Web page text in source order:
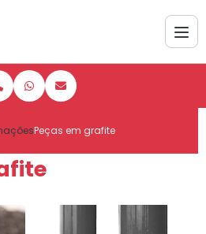
Peças em grafite